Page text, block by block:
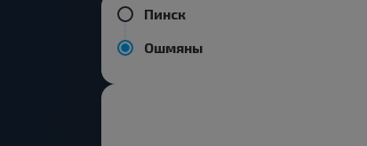
Пинск
Ошмяны